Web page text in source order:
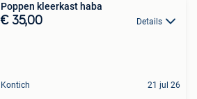
Poppen kleerkast haba
€ 35,00 Details
Kontich 21 jul 26